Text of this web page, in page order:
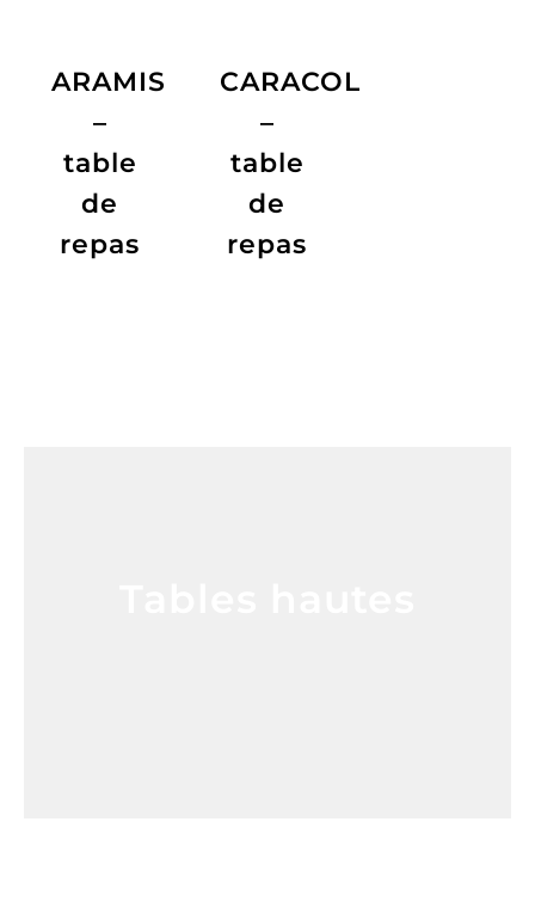
ARAMIS
–
table
de
repas
CARACOL
–
table
de
repas